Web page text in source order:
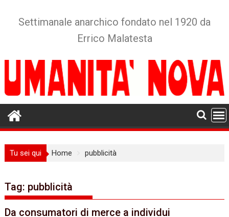
Settimanale anarchico fondato nel 1920 da
Errico Malatesta
Tu sei qui Home pubblicità
Tag: pubblicità
Da consumatori di merce a individui